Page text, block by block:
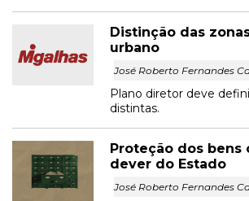
Distinção das
urbano
José Roberto Fernandes
Plano diretor deve
distintas.
Proteção dos bens
dever do Estado
José Roberto Fernandes